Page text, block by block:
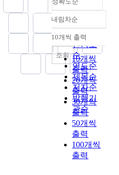
정확도
순
인기도
순
연도순
제목순
저자순
발행기
관순
내림차순
내림차순
10개씩 출력
10개씩
출력
20개씩
출력
30개씩
출력
50개씩
출력
100개씩
출력
조회